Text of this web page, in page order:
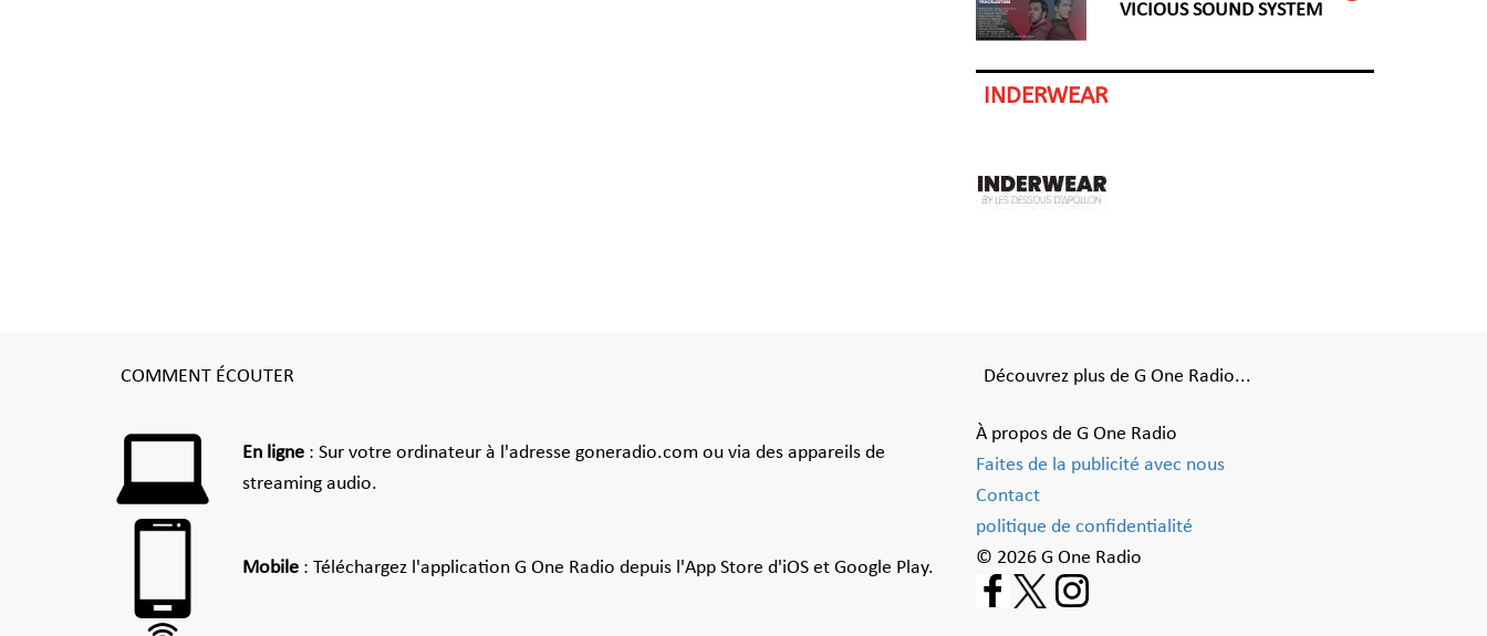
VICIOUS SOUND SYSTEM
INDERWEAR
COMMENT ÉCOUTER
En ligne : Sur votre ordinateur à l'adresse goneradio.com ou via des appareils de
streaming audio.
Mobile : Téléchargez l'application G One Radio depuis l'App Store d'iOS et Google Play.
Découvrez plus de G One Radio...
À propos de G One Radio
Faites de la publicité avec nous
Contact
politique de confidentialité
© 2026 G One Radio